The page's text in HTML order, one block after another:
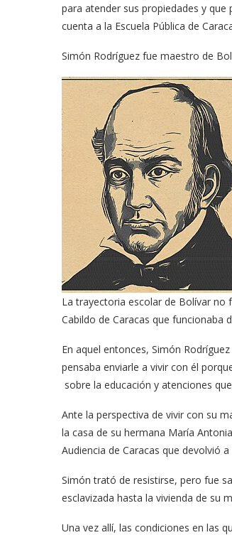
para atender sus propiedades y
cuenta a la Escuela Pública de
Simón Rodríguez fue maestro de
La trayectoria escolar de Bolívar no
Cabildo de Caracas que funcionaba
En aquel entonces, Simón
pensaba enviarle a vivir con él
sobre la educación y atenciones
Ante la perspectiva de vivir con su
la casa de su hermana María
Audiencia de Caracas que devolvió
Simón trató de resistirse, pero fue
esclavizada hasta la vivienda de su
Una vez allí, las condiciones en las